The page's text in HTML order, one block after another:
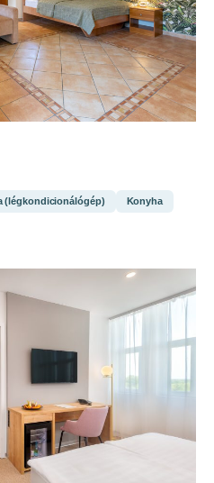
(légkondicionálógép) Konyha